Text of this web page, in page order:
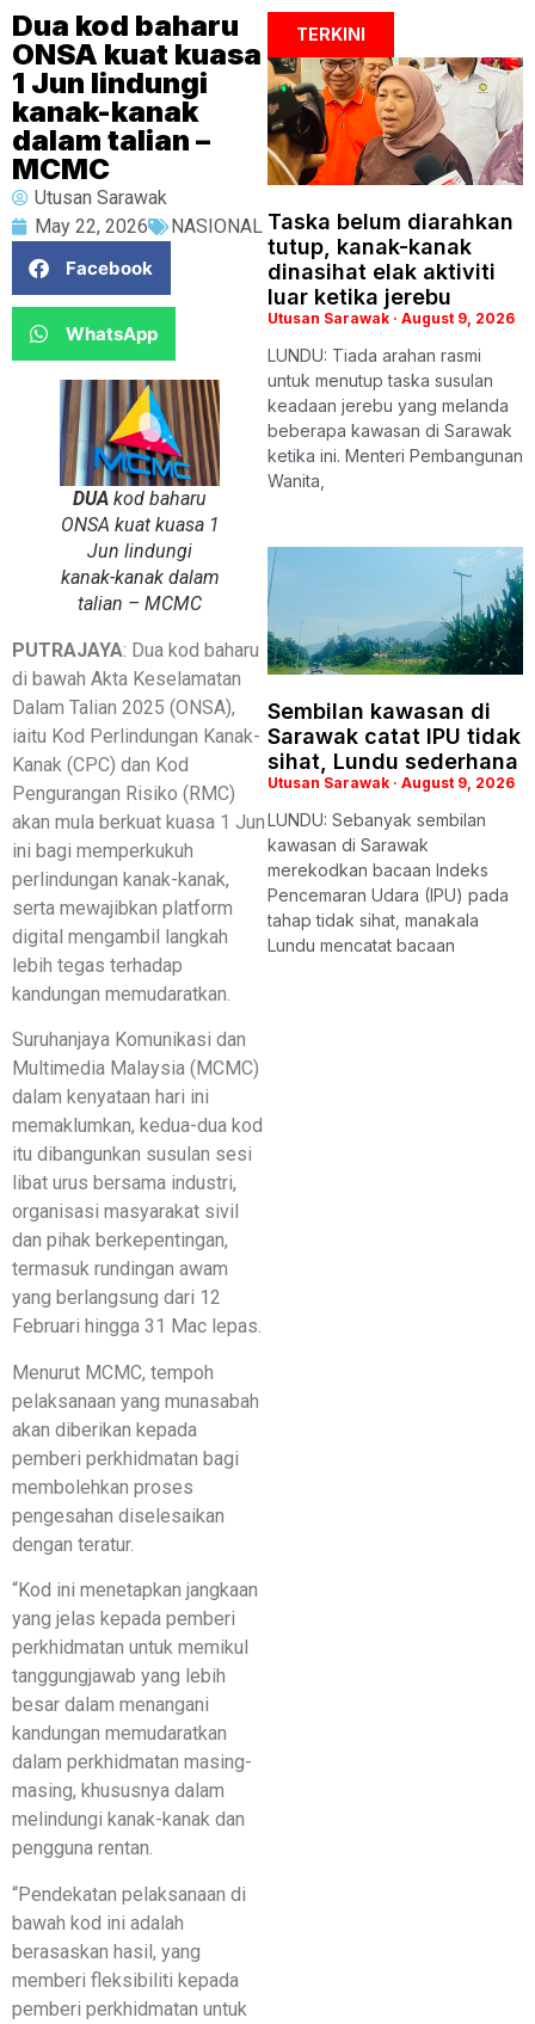
Dua kod baharu
ONSA kuat kuasa
1 Jun lindungi
kanak-kanak
dalam talian –
MCMC
Utusan Sarawak
May 22, 2026
NASIONAL
Facebook
WhatsApp
DUA kod baharu
ONSA kuat kuasa 1
Jun lindungi
kanak-kanak dalam
talian – MCMC
PUTRAJAYA: Dua kod baharu
di bawah Akta Keselamatan
Dalam Talian 2025 (ONSA),
iaitu Kod Perlindungan Kanak-
Kanak (CPC) dan Kod
Pengurangan Risiko (RMC)
akan mula berkuat kuasa 1 Jun
ini bagi memperkukuh
perlindungan kanak-kanak,
serta mewajibkan platform
digital mengambil langkah
lebih tegas terhadap
kandungan memudaratkan.
Suruhanjaya Komunikasi dan
Multimedia Malaysia (MCMC)
dalam kenyataan hari ini
memaklumkan, kedua-dua kod
itu dibangunkan susulan sesi
libat urus bersama industri,
organisasi masyarakat sivil
dan pihak berkepentingan,
termasuk rundingan awam
yang berlangsung dari 12
Februari hingga 31 Mac lepas.
Menurut MCMC, tempoh
pelaksanaan yang munasabah
akan diberikan kepada
pemberi perkhidmatan bagi
membolehkan proses
pengesahan diselesaikan
dengan teratur.
“Kod ini menetapkan jangkaan
yang jelas kepada pemberi
perkhidmatan untuk memikul
tanggungjawab yang lebih
besar dalam menangani
kandungan memudaratkan
dalam perkhidmatan masing-
masing, khususnya dalam
melindungi kanak-kanak dan
pengguna rentan.
“Pendekatan pelaksanaan di
bawah kod ini adalah
berasaskan hasil, yang
memberi fleksibiliti kepada
pemberi perkhidmatan untuk
TERKINI
Taska belum diarahkan
tutup, kanak-kanak
dinasihat elak aktiviti
luar ketika jerebu
Utusan Sarawak August 9, 2026
LUNDU: Tiada arahan rasmi
untuk menutup taska susulan
keadaan jerebu yang melanda
beberapa kawasan di Sarawak
ketika ini. Menteri Pembangunan
Wanita,
Sembilan kawasan di
Sarawak catat IPU tidak
sihat, Lundu sederhana
Utusan Sarawak August 9, 2026
LUNDU: Sebanyak sembilan
kawasan di Sarawak
merekodkan bacaan Indeks
Pencemaran Udara (IPU) pada
tahap tidak sihat, manakala
Lundu mencatat bacaan